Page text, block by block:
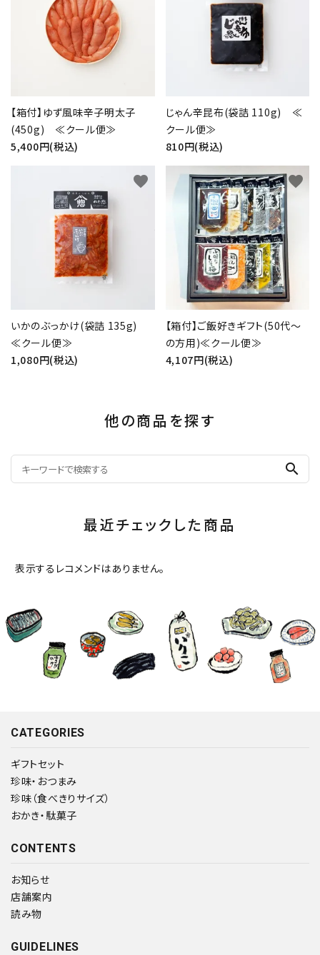
【箱付】ゆず風味辛子明太子
(450g) ≪クール便≫
5,400円(税込)
じゃん辛昆布(袋詰 110g) ≪
クール便≫
810円(税込)
いかのぶっかけ(袋詰 135g)
≪クール便≫
1,080円(税込)
favorite
【箱付】ご飯好きギフト(50代～
の方用)≪クール便≫
4,107円(税込)
favorite
他の商品を探す
search
最近チェックした商品
表示するレコメンドはありません。
CATEGORIES
ギフトセット
珍味・おつまみ
珍味（食べきりサイズ）
おかき・駄菓子
CONTENTS
お知らせ
店舗案内
読み物
GUIDELINES